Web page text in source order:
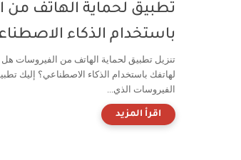
تطبيق لحماية الهاتف من
باستخدام الذكاء
تنزيل تطبيق لحماية الهاتف من الفيروسات
لهاتفك باستخدام الذكاء الاصطناعي؟ إليك
الفيروسات الذي...